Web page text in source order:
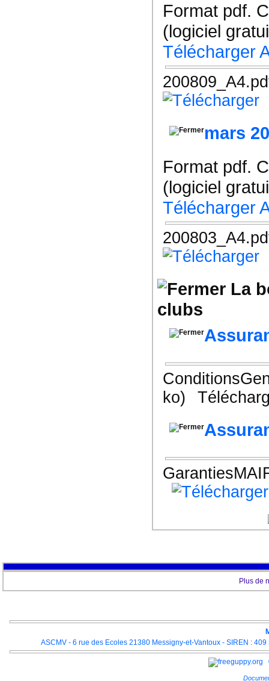
Format pdf.
(logiciel
Télécharger
mars
Format pdf.
(logiciel
Télécharger
La
clubs
ko)
Plus de
ASCMV - 6 rue des Ecoles 21380 Messigny-et-Vantoux - SIREN :